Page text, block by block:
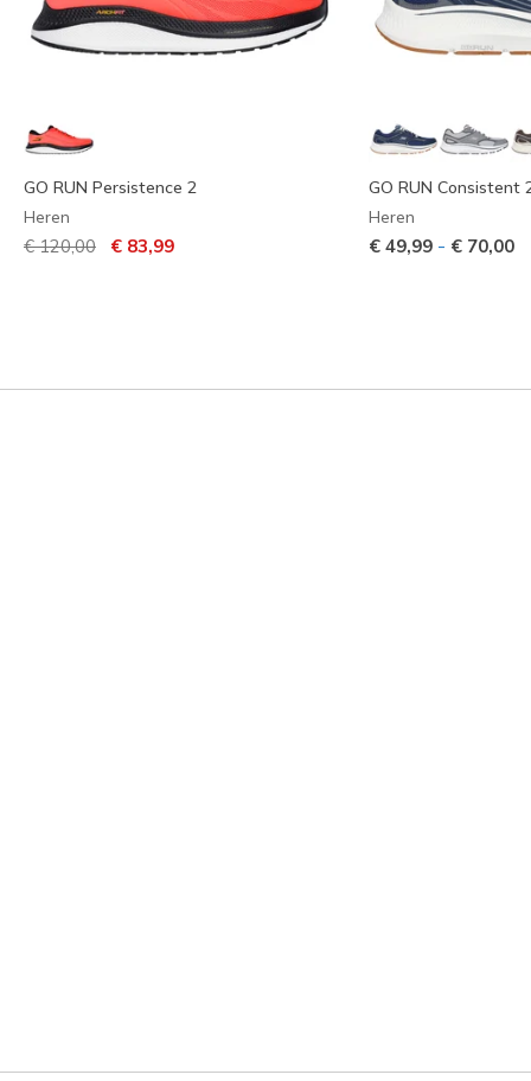
GO RUN Persistence 2
Heren
Prijs verlaagd van
€ 120,00 naar
€ 83,99
GO RUN Consistent
Heren
€ 49,99 - € 70,00